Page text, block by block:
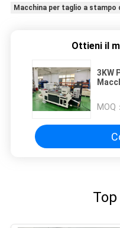
Macchina per taglio a
Ottieni il
3KW
MOQ：